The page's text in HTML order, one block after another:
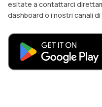
esitate a contattarci
dashboard o i nostri canali